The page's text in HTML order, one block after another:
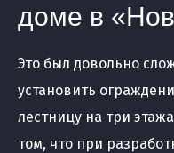
доме в
Это был довольно
установить
лестницу на три
том, что при